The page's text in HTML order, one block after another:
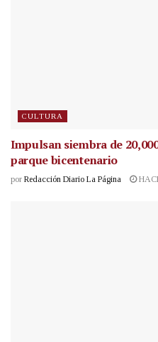
CULTURA
Impulsan siembra de
parque bicentenario
por Redacción Diario La Página